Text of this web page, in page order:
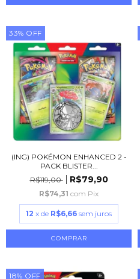
33% OFF
(ING) POKÉMON ENHANCED 2 -
PACK BLISTER...
R$119,00
R$79,90
R$74,31 com Pix
12 x de R$6,66 sem juros
18% OFF